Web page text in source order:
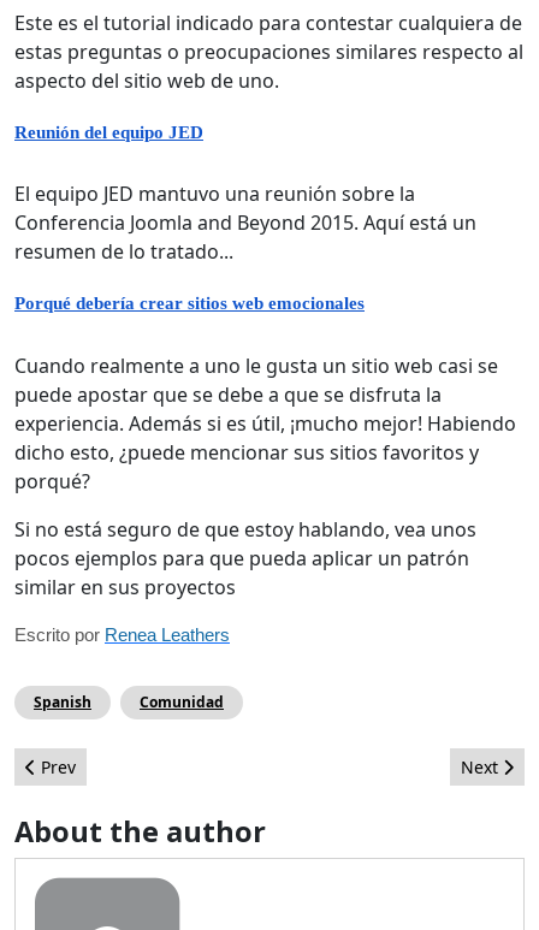
Este es el tutorial indicado para contestar cualquiera de
estas preguntas o preocupaciones similares respecto al
aspecto del sitio web de uno.
Reunión del equipo JED
El equipo JED mantuvo una reunión sobre la
Conferencia Joomla and Beyond 2015. Aquí está un
resumen de lo tratado...
Porqué debería crear sitios web emocionales
Cuando realmente a uno le gusta un sitio web casi se
puede apostar que se debe a que se disfruta la
experiencia. Además si es útil, ¡mucho mejor! Habiendo
dicho esto, ¿puede mencionar sus sitios favoritos y
porqué?
Si no está seguro de que estoy hablando, vea unos
pocos ejemplos para que pueda aplicar un patrón
similar en sus proyectos
Escrito por Renea Leathers
Spanish Comunidad
Previous article: Destacados del Liderazgo Julio 2015
Prev Next
Next
About the author